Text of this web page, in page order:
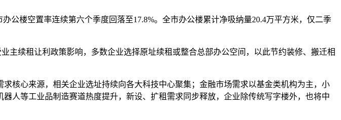
楼空置率连续第六个季度回落至17.8%。全市办公楼累计净吸纳量20.4万平方米，仅二季
主续租让利政策影响，多数企业选择原址续租或整合总部办公空间，以此节约装修、搬迁相
核心来源，相关企业选址持续向各大科技中心聚集；金融市场需求以基金类机构为主，小
人等工业品制造赛道热度提升，新设、扩租需求同步释放，企业除传统写字楼外，也将中